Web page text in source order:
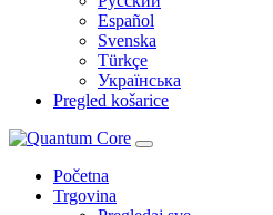
Español
Svenska
Türkçe
Українська
Pregled košarice
Početna
Trgovina